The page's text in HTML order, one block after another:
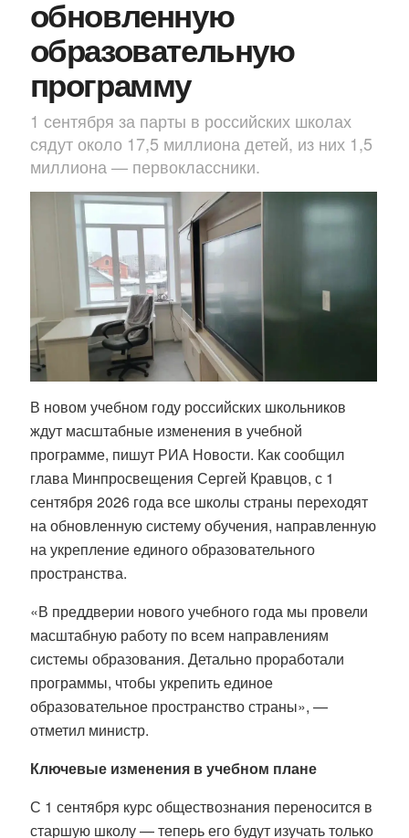
обновленную
образовательную
программу
1 сентября за парты в российских школах
сядут около 17,5 миллиона детей, из них 1,5
миллиона — первоклассники.
В новом учебном году российских школьников
ждут масштабные изменения в учебной
программе, пишут РИА Новости. Как сообщил
глава Минпросвещения Сергей Кравцов, с 1
сентября 2026 года все школы страны переходят
на обновленную систему обучения, направленную
на укрепление единого образовательного
пространства.
«В преддверии нового учебного года мы провели
масштабную работу по всем направлениям
системы образования. Детально проработали
программы, чтобы укрепить единое
образовательное пространство страны», —
отметил министр.
Ключевые изменения в учебном плане
С 1 сентября курс обществознания переносится в
старшую школу — теперь его будут изучать только